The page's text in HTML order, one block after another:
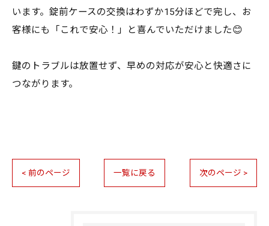
います。錠前ケースの交換はわずか15分ほどで完し、お
客様にも「これで安心！」と喜んでいただけました😊
鍵のトラブルは放置せず、早めの対応が安心と快適さに
つながります。
< 前のページ 一覧に戻る 次のページ >